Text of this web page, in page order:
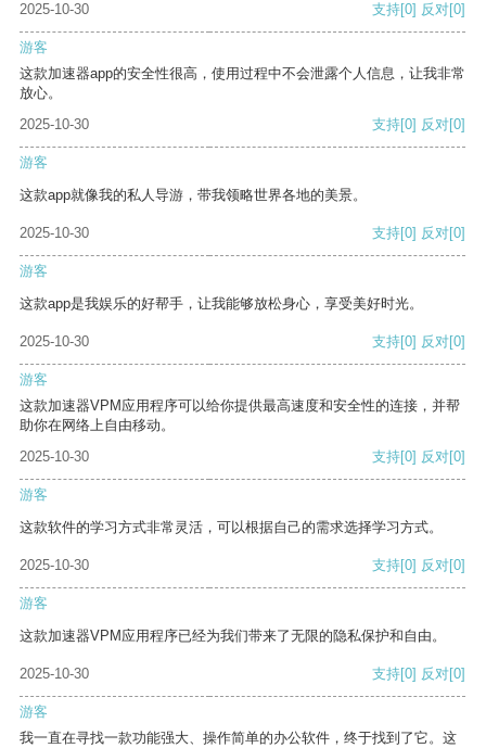
2025-10-30
支持[0] 反对[0]
游客
这款加速器app的安全性很高，使用过程中不会泄露个人信息，让我非常
放心。
2025-10-30
支持[0] 反对[0]
游客
这款app就像我的私人导游，带我领略世界各地的美景。
2025-10-30 支持[0] 反对[0]
游客
这款app是我娱乐的好帮手，让我能够放松身心，享受美好时光。
2025-10-30 支持[0] 反对[0]
游客
这款加速器VPM应用程序可以给你提供最高速度和安全性的连接，并帮
助你在网络上自由移动。
2025-10-30
支持[0] 反对[0]
游客
这款软件的学习方式非常灵活，可以根据自己的需求选择学习方式。
2025-10-30 支持[0] 反对[0]
游客
这款加速器VPM应用程序已经为我们带来了无限的隐私保护和自由。
2025-10-30 支持[0] 反对[0]
游客
我一直在寻找一款功能强大、操作简单的办公软件，终于找到了它。这